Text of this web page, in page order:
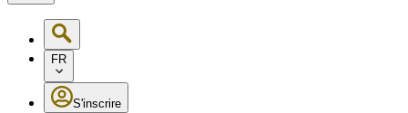
FR
S'inscrire